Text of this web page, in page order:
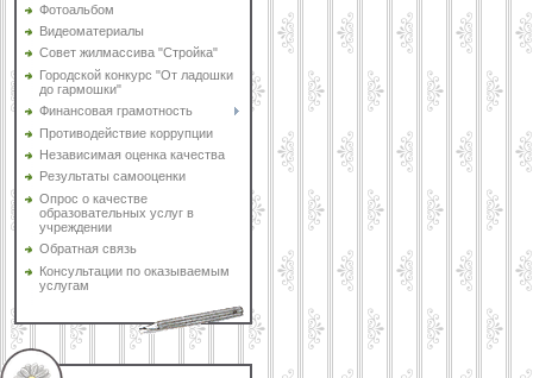
Фотоальбом
Видеоматериалы
Совет жилмассива "Стройка"
Городской конкурс "От ладошки
до гармошки"
Финансовая грамотность
Противодействие коррупции
Независимая оценка качества
Результаты самооценки
Опрос о качестве
образовательных услуг в
учреждении
Обратная связь
Консультации по оказываемым
услугам